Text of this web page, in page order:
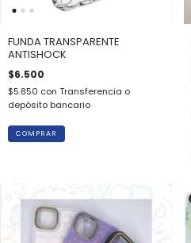
FUNDA TRANSPARENTE
ANTISHOCK
$6.500
$5.850 con Transferencia o
depósito bancario
COMPRAR